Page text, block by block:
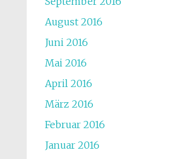
August 2016
Juni 2016
Mai 2016
April 2016
März 2016
Februar 2016
Januar 2016